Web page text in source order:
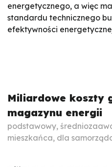
energetycznego, a więc
standardu technicznego
efektywności
Miliardowe koszty
magazynu energii
podstawowy,
mieszkańca, dla